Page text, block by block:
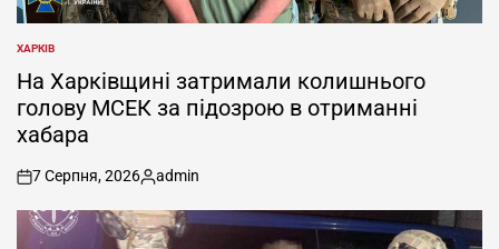
ОПУБЛІКУВАТИ
У
ХАРКІВ
На Харківщині затримали колишнього
голову МСЕК за підозрою в отриманні
хабара
on
7 Серпня, 2026
Опубліковано
admin